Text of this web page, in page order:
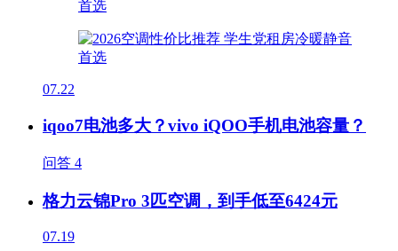
07.22
iqoo7电池多大？vivo iQOO手机电池容量？
问答 4
格力云锦Pro 3匹空调，到手低至6424元
07.19